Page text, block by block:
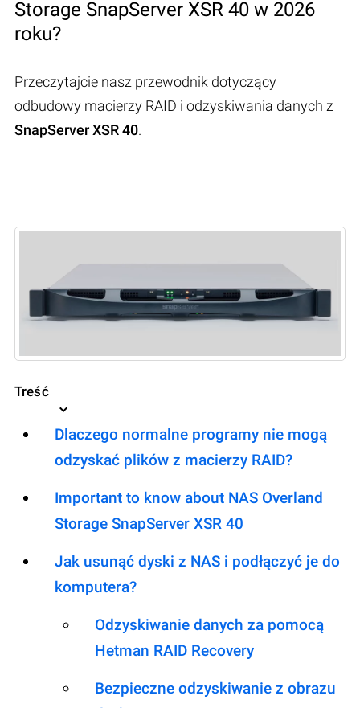
Storage SnapServer XSR 40 w 2026
roku?
Przeczytajcie nasz przewodnik dotyczący
odbudowy macierzy RAID i odzyskiwania danych z
SnapServer XSR 40.
Treść
Dlaczego normalne programy nie mogą
odzyskać plików z macierzy RAID?
Important to know about NAS Overland
Storage SnapServer XSR 40
Jak usunąć dyski z NAS i podłączyć je do
komputera?
Odzyskiwanie danych za pomocą
Hetman RAID Recovery
Bezpieczne odzyskiwanie z obrazu